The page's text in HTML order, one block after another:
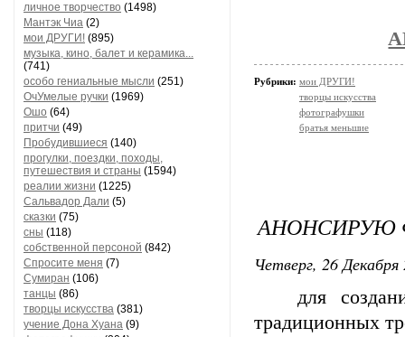
личное творчество (1498)
Мантэк Чиа (2)
мои ДРУГИ! (895)
музыка, кино, балет и керамика...
(741)
особо гениальные мысли (251)
ОчУмелые ручки (1969)
Ошо (64)
притчи (49)
Пробудившиеся (140)
прогулки, поездки, походы,
путешествия и страны (1594)
реалии жизни (1225)
Сальвадор Дали (5)
сказки (75)
сны (118)
собственной персоной (842)
Спросите меня (7)
Сумиран (106)
танцы (86)
творцы искусства (381)
учение Дона Хуана (9)
Рубрики: мои ДРУГИ!
творцы искусства
фотографушки
братья меньшие
АНОНСИРУЮ
Четверг, 26
для создания
традиционных